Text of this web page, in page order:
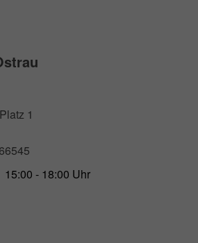
1
15:00 - 18:00 Uhr